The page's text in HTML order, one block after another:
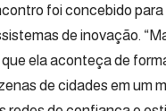
foi concebido
de inovação.
ela aconteça de
de cidades em um